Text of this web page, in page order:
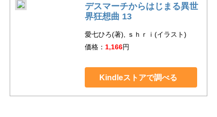
デスマーチからはじまる異世
界狂想曲 13
愛七ひろ(著), ｓｈｒｉ(イラスト)
価格： 1,166円
Kindleストアで調べる